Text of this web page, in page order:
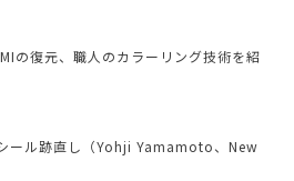
の復元、職人のカラーリング技術を紹
ール跡直し（Yohji Yamamoto、New